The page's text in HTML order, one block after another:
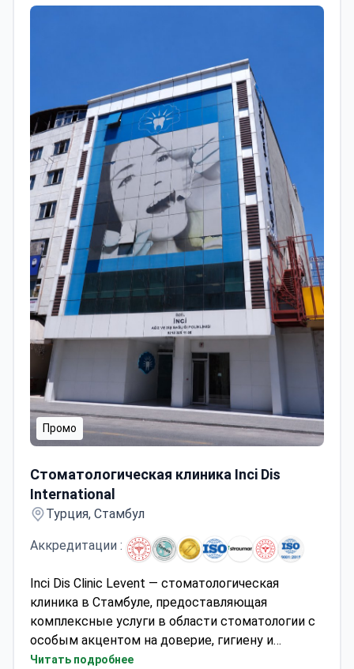
Промо
Стоматологическая клиника Inci Dis
International
Турция, Стамбул
Аккредитации :
Inci Dis Clinic Levent — стоматологическая
клиника в Стамбуле, предоставляющая
комплексные услуги в области стоматологии с
особым акцентом на доверие, гигиену и
безопасность пациентов. Клиника предлагает
Читать подробнее